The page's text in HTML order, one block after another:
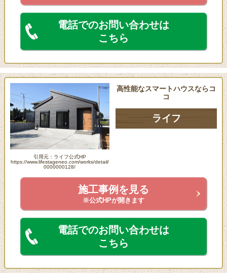
電話でのお問い合わせは
こちら
高性能なスマートハウスならコ
コ
ライフ
引用元：ライフ公式HP
https://www.lifestageneo.com/works/detail/
0000000128/
施工事例を見る
※公式HPが開きます
電話でのお問い合わせは
こちら